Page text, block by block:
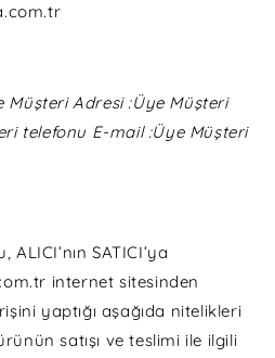
Müşteri Adresi :Üye Müşteri
telefonu E-mail :Üye Müşteri
SATICI’ya
internet sitesinden
yaptığı aşağıda nitelikleri
satışı ve teslimi ile ilgili